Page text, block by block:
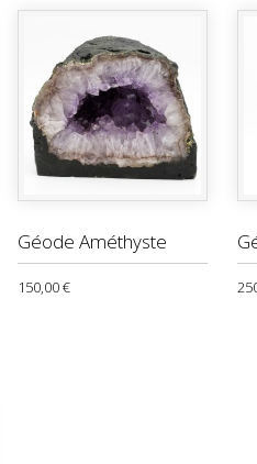
Géode Améthyste
150,00 €